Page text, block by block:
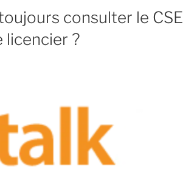
consulter le CSE
licencier ?